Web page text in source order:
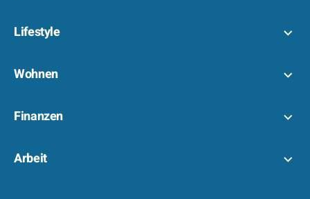
Lifestyle
Wohnen
Finanzen
Arbeit